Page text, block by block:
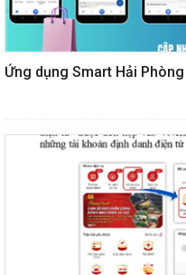
Ứng dụng Smart Hải Phòng